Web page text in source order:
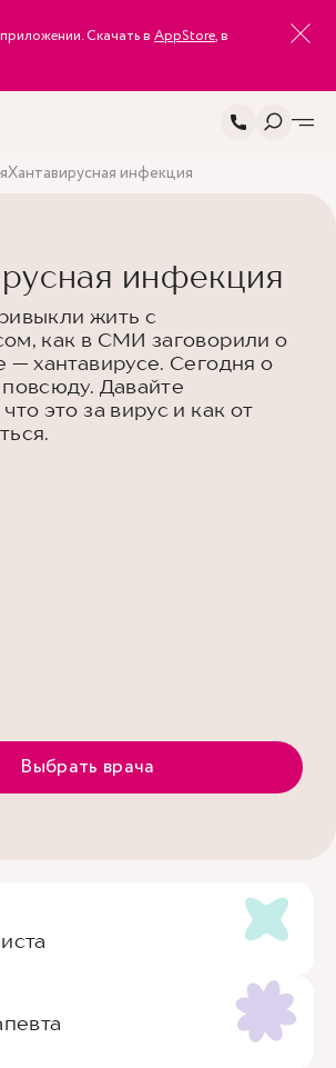
Скачать в AppStore, в
Хантавирусная инфекция
инфекция
жить с
как в СМИ заговорили о
— хантавирусе. Сегодня о
Давайте
это за вирус и как от
Выбрать врача